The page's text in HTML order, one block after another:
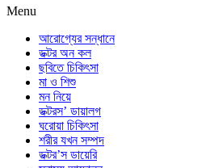
Menu
আরোগ্যের সন্ধানে
ডক্টর অন কল
ছবিতে চিকিৎসা
মা ও শিশু
মন নিয়ে
ডক্টরস’ ডায়ালগ
ঘরোয়া চিকিৎসা
শরীর যখন সম্পদ
ডক্টর’স ডায়েরি